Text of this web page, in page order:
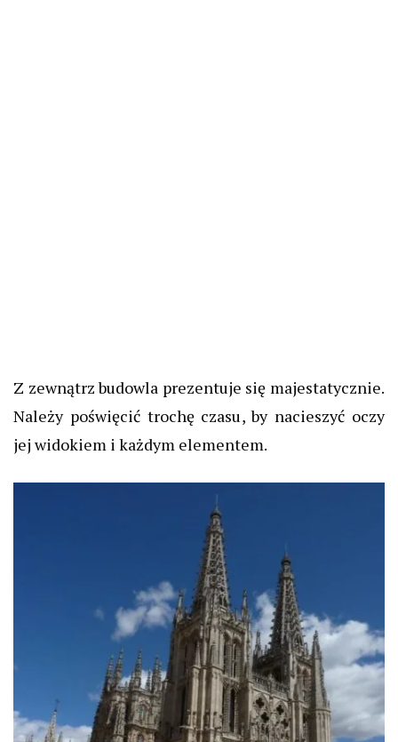
Z zewnątrz budowla prezentuje się majestatycznie.
Należy poświęcić trochę czasu, by nacieszyć oczy
jej widokiem i każdym elementem.